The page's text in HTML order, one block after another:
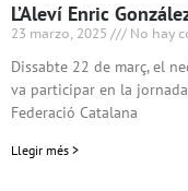
L’Aleví Enric
23 marzo, 2025 No hay
Dissabte 22 de març, el
va participar en la
Federació Catalana
Llegir més >